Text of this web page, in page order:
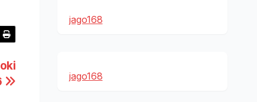
jago168
jago168